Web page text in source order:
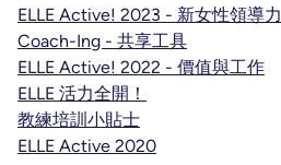
ELLE Active! 2023 - 新女性領導力
Coach-Ing - 共享工具
ELLE Active! 2022 - 價值與工作
ELLE 活力全開！
教練培訓小貼士
ELLE Active 2020